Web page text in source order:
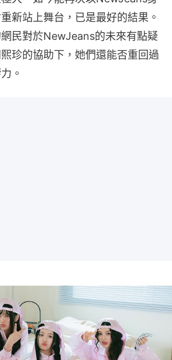
新站上舞台，已是最好的結果。
民對於NewJeans的未來有點疑
珍的協助下，她們還能否重回過
。